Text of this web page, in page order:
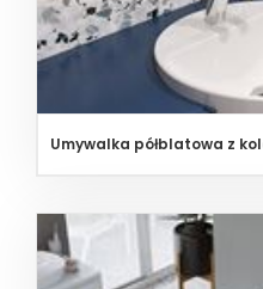
Umywalka półblatowa z